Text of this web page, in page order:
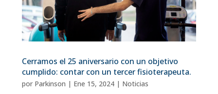
Cerramos el 25 aniversario con un objetivo
cumplido: contar con un tercer fisioterapeuta.
por Parkinson | Ene 15, 2024| Noticias